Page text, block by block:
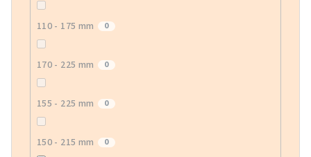
110 - 175 mm 0
170 - 225 mm 0
155 - 225 mm 0
150 - 215 mm 0